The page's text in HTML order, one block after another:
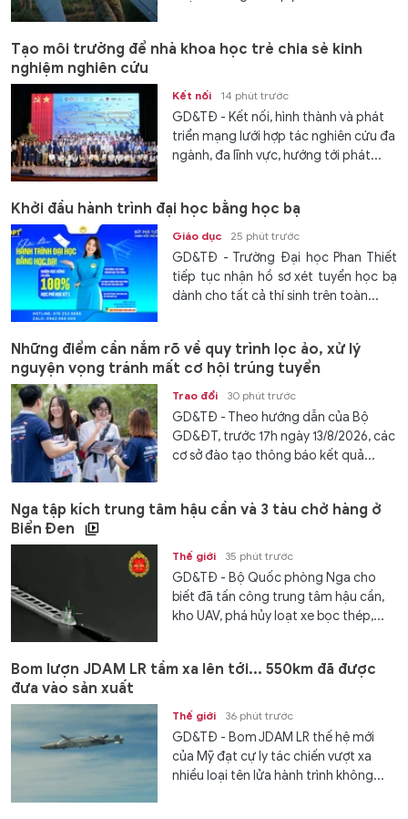
Tạo môi trường để nhà khoa học trẻ chia sẻ kinh
nghiệm nghiên cứu
Kết nối 14 phút trước
GD&TĐ - Kết nối, hình thành và phát
triển mạng lưới hợp tác nghiên cứu đa
ngành, đa lĩnh vực, hướng tới phát...
Khởi đầu hành trình đại học bằng học bạ
Giáo dục 25 phút trước
GD&TĐ - Trường Đại học Phan Thiết
tiếp tục nhận hồ sơ xét tuyển học bạ
dành cho tất cả thí sinh trên toàn...
Những điểm cần nắm rõ về quy trình lọc ảo, xử lý
nguyện vọng tránh mất cơ hội trúng tuyển
Trao đổi 30 phút trước
GD&TĐ - Theo hướng dẫn của Bộ
GD&ĐT, trước 17h ngày 13/8/2026, các
cơ sở đào tạo thông báo kết quả...
Nga tập kích trung tâm hậu cần và 3 tàu chở hàng ở
Biển Đen
Thế giới 35 phút trước
GD&TĐ - Bộ Quốc phòng Nga cho
biết đã tấn công trung tâm hậu cần,
kho UAV, phá hủy loạt xe bọc thép,...
Bom lượn JDAM LR tầm xa lên tới... 550km đã được
đưa vào sản xuất
Thế giới 36 phút trước
GD&TĐ - Bom JDAM LR thế hệ mới
của Mỹ đạt cự ly tác chiến vượt xa
nhiều loại tên lửa hành trình không...